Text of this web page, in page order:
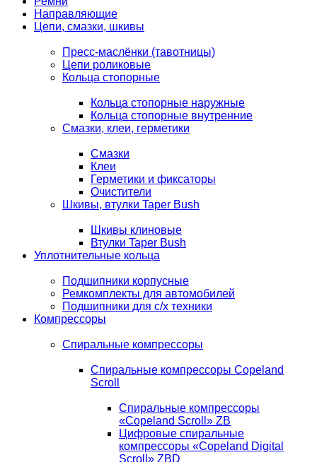
Направляющие
Цепи, смазки, шкивы
Пресс-маслёнки (тавотницы)
Цепи роликовые
Кольца стопорные
Кольца стопорные наружные
Кольца стопорные внутренние
Смазки, клеи, герметики
Смазки
Клеи
Герметики и фиксаторы
Очистители
Шкивы, втулки Taper Bush
Шкивы клиновые
Втулки Taper Bush
Уплотнительные кольца
Подшипники корпусные
Ремкомплекты для автомобилей
Подшипники для с/х техники
Компрессоры
Спиральные компрессоры
Спиральные компрессоры Copeland
Scroll
Спиральные компрессоры
«Copeland Scroll» ZB
Цифровые спиральные
компрессоры «Copeland Digital
Scroll» ZBD